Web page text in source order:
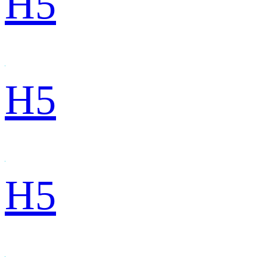
H5
H5